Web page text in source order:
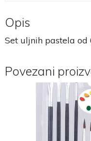
Opis
Set uljnih pastela
Povezani